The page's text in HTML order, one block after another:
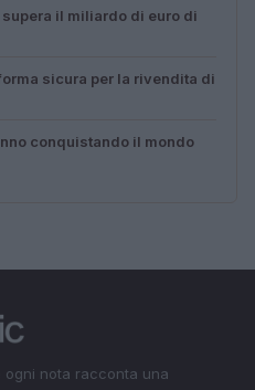
il miliardo di euro di
sicura per la rivendita di
conquistando il mondo
ogni nota racconta una